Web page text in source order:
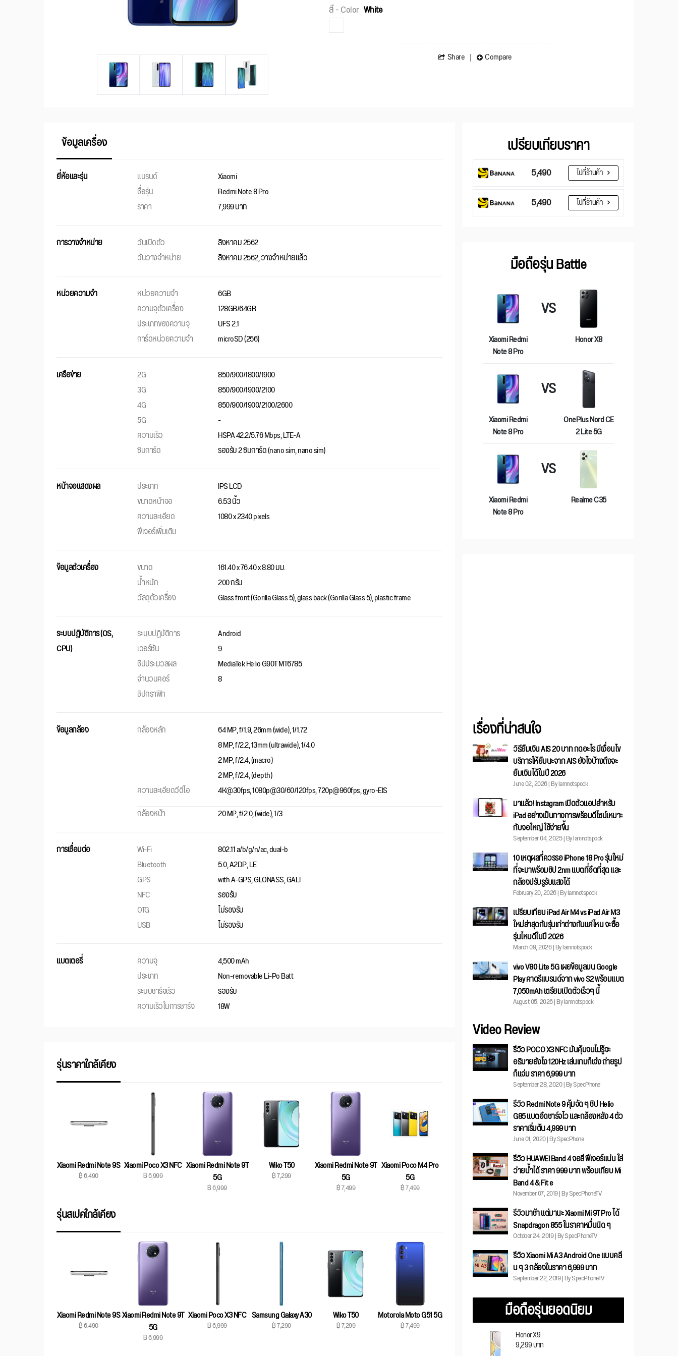
สี - Color White
Share Compare
ข้อมูลเครื่อง
ยี่ห้อและรุ่น แบรนด์
Xiaomi
ชื่อรุ่น
Redmi Note 8 Pro
ราคา
7,999 บาท
การวางจำหน่าย วันเปิดตัว
สิงหาคม 2562
วันวางจำหน่าย
สิงหาคม 2562, วางจำหน่ายแล้ว
หน่วยความจำ หน่วยความจำ
6GB
ความจุตัวเครื่อง
128GB/64GB
ประเภทของความจุ
UFS 2.1
การ์ดหน่วยความจำ
microSD (256)
เครือข่าย 2G
850/900/1800/1900
3G
850/900/1900/2100
4G
850/900/1900/2100/2600
5G
-
ความเร็ว
HSPA 42.2/5.76 Mbps, LTE-A
ซิมการ์ด
รองรับ 2 ซิมการ์ด (nano sim, nano sim)
หน้าจอแสดงผล ประเภท
IPS LCD
ขนาดหน้าจอ
6.53 นิ้ว
ความละเอียด
1080 x 2340 pixels
ฟีเจอร์เพิ่มเติม
ข้อมูลตัวเครื่อง ขนาด
161.40 x 76.40 x 8.80 มม.
น้ำหนัก
200 กรัม
วัสดุตัวเครื่อง
Glass front (Gorilla Glass 5), glass back (Gorilla Glass 5), plastic frame
ระบบปฏิบัติการ (OS,
CPU)
ระบบปฏิบัติการ
Android
เวอร์ชัน
9
ชิปประมวลผล
MediaTek Helio G90T MT6785
จำนวนคอร์
8
ชิปกราฟิก
ข้อมูลกล้อง กล้องหลัก
64 MP, f/1.9, 26mm (wide), 1/1.72
8 MP, f/2.2, 13mm (ultrawide), 1/4.0
2 MP, f/2.4, (macro)
2 MP, f/2.4, (depth)
ความละเอียดวีดีโอ
4K@30fps, 1080p@30/60/120fps, 720p@960fps, gyro-EIS
กล้องหน้า
20 MP, f/2.0, (wide), 1/3
การเชื่อมต่อ Wi-Fi
802.11 a/b/g/n/ac, dual-b
Bluetooth
5.0, A2DP, LE
GPS
with A-GPS, GLONASS, GALI
NFC
รองรับ
OTG
ไม่รองรับ
USB
ไม่รองรับ
แบตเตอรี่ ความจุ
4,500 mAh
ประเภท
Non-removable Li-Po Batt
ระบบชาร์จเร็ว
รองรับ
ความเร็วในการชาร์จ
18W
รุ่นราคาใกล้เคียง
Xiaomi Redmi Note 9S
฿ 6,490
Xiaomi Poco X3 NFC
฿ 6,999
Xiaomi Redmi Note 9T
5G
฿ 6,999
Wiko T50
฿ 7,299
Xiaomi Redmi Note 9T
5G
฿ 7,499
Xiaomi Poco M4 Pro
5G
฿ 7,499
รุ่นสเปคใกล้เคียง
Xiaomi Redmi Note 9S
฿ 6,490
Xiaomi Redmi Note 9T
5G
฿ 6,999
Xiaomi Poco X3 NFC
฿ 6,999
Samsung Galaxy A30
฿ 7,290
Wiko T50
฿ 7,299
Motorola Moto G51 5G
฿ 7,499
เปรียบเทียบราคา
5,490 ไปที่ร้านค้า
5,490 ไปที่ร้านค้า
มือถือรุ่น Battle
Xiaomi Redmi
Note 8 Pro
VS
Honor X8
Xiaomi Redmi
Note 8 Pro
VS
OnePlus Nord CE
2 Lite 5G
Xiaomi Redmi
Note 8 Pro
VS
Realme C35
เรื่องที่น่าสนใจ
วิธียืมเงิน AIS 20 บาท กดอะไร มีเงื่อนไข
บริการให้ยืมนะจาก AIS ยังไงบ้างถึงจะ
ยืมเงินได้ในปี 2026
June 02, 2026 | By Iamnotspock
มาแล้ว! Instagram เปิดตัวแอปสำหรับ
iPad อย่างเป็นทางการพร้อมดีไซน์เหมาะ
กับจอใหญ่ ใช้ง่ายขึ้น
September 04, 2025 | By Iamnotspock
10 เหตุผลที่ควรรอ iPhone 18 Pro รุ่นใหม่
ที่จะมาพร้อมชิป 2nm แบตที่อึดที่สุด และ
กล้องปรับรูรับแสงได้
February 20, 2026 | By Iamnotspock
เปรียบเทียบ iPad Air M4 vs iPad Air M3
ใหม่ล่าสุดกับรุ่นเก่าต่างกันแค่ไหน จะซื้อ
รุ่นไหนดีในปี 2026
March 09, 2026 | By Iamnotspock
vivo V80 Lite 5G เผยข้อมูลบน Google
Play คาดรีแบรนด์จาก vivo S2 พร้อมแบต
7,050mAh เตรียมเปิดตัวเร็วๆ นี้
August 05, 2026 | By Iamnotspock
Video Review
รีวิว POCO X3 NFC มันคุ้มจนไม่รู้จะ
อธิบายยังไง 120Hz เล่นเกมก็เจ๋ง ถ่ายรูป
ก็แจ่ม ราคา 6,999 บาท
September 28, 2020 | By SpecPhone
รีวิว Redmi Note 9 คุ้มจัด ๆ ชิป Helio
G85 แบตอึดชาร์จไว และกล้องหลัง 4 ตัว
ราคาเริ่มต้น 4,999 บาท
June 01, 2020 | By SpecPhone
รีวิว HUAWEI Band 4 จอสี ฟีเจอร์แน่น ใส่
ว่ายน้ำได้ ราคา 999 บาท พร้อมเทียบ Mi
Band 4 & Fit e
November 07, 2019 | By SpecPhoneTV
รีวิวมาช้า แต่มานะ Xiaomi Mi 9T Pro ได้
Snapdragon 855 ในราคาหมื่นนิด ๆ
October 24, 2019 | By SpecPhoneTV
รีวิว Xiaomi Mi A3 Android One แบบคลี
น ๆ 3 กล้องในราคา 6,999 บาท
September 22, 2019 | By SpecPhoneTV
มือถือรุ่นยอดนิยม
Honor X9
9,299 บาท